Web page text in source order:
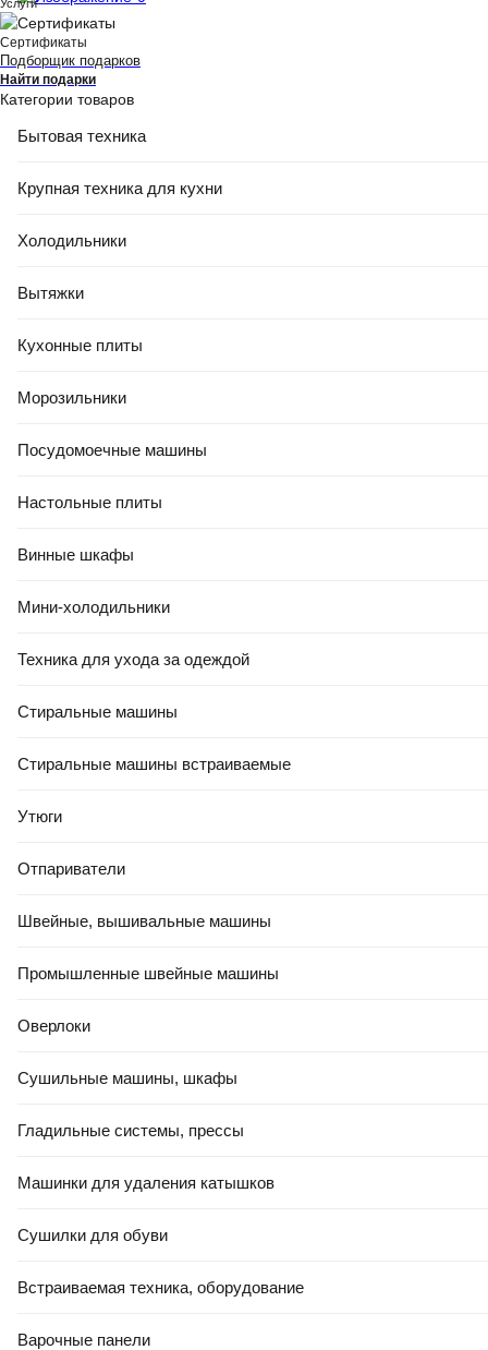
Услуги
Сертификаты
Подборщик подарков
Найти подарки
Категории товаров
Бытовая техника
Крупная техника для кухни
Холодильники
Вытяжки
Кухонные плиты
Морозильники
Посудомоечные машины
Настольные плиты
Винные шкафы
Мини-холодильники
Техника для ухода за одеждой
Стиральные машины
Стиральные машины встраиваемые
Утюги
Отпариватели
Швейные, вышивальные машины
Промышленные швейные машины
Оверлоки
Сушильные машины, шкафы
Гладильные системы, прессы
Машинки для удаления катышков
Сушилки для обуви
Встраиваемая техника, оборудование
Варочные панели
РАССРОЧКА 5 ЧАСТЕЙ
1 010,79 Ҕ
В корзину
РАСПРОДАЖА ДО -80%
Профессиональный электрорубанок Makita KP0810
0.0
РАССРОЧКА 5 ЧАСТЕЙ
РАСПРОДАЖА ДО -80%
Профессиональный электрорубанок Makita DKP180RFE
РАССРОЧКА 5 ЧАСТЕЙ
706,00 Ҕ
В корзину